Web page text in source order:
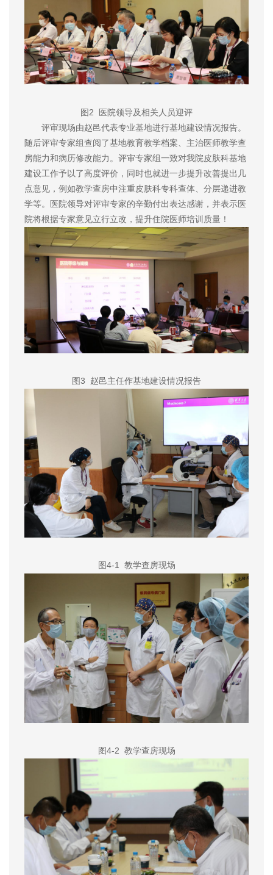
图2
医院领导及相关人员迎评
评审现场由赵邑代表专业基地进行基地建设情况报告。
随后评审专家组查阅了基地教育教学档案、主治医师教学查
房能力和病历修改能力。评审专家组一致对我院皮肤科基地
建设工作予以了高度评价，同时也就进一步提升改善提出几
点意见，例如教学查房中注重皮肤科专科查体、分层递进教
学等。医院领导对评审专家的辛勤付出表达感谢，并表示医
院将根据专家意见立行立改，提升住院医师培训质量！
图3 赵邑主任作基地建设情况报告
图4-1 教学查房现场
图4-2 教学查房现场